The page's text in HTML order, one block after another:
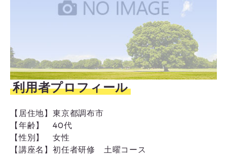
利用者プロフィール
【居住地】 東京都調布市
【年齢】
40代
【性別】
女性
【講座名】 初任者研修 土曜コース